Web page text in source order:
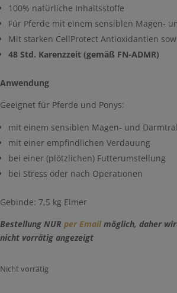
100% natürliche Inhaltsstoffe
Für Pferde mit einem sensiblen Magen-
Mit starken CellProtect Antioxidantien
48 Std. Karenzzeit (gemäß FN-ADMR)
Anwendung
Geeignet für Pferde und Ponys:
mit einem sensiblen Magen- und
mit einer empfindlichen Verdauung
bei einer (plötzlichen) Futterumstellung
bei Stress oder nach Operationen
Gebinde: 7,5 kg Eimer
Bestellung NUR per Emailmöglich, daher
nicht vorrätig angezeigt
Nicht vorrätig